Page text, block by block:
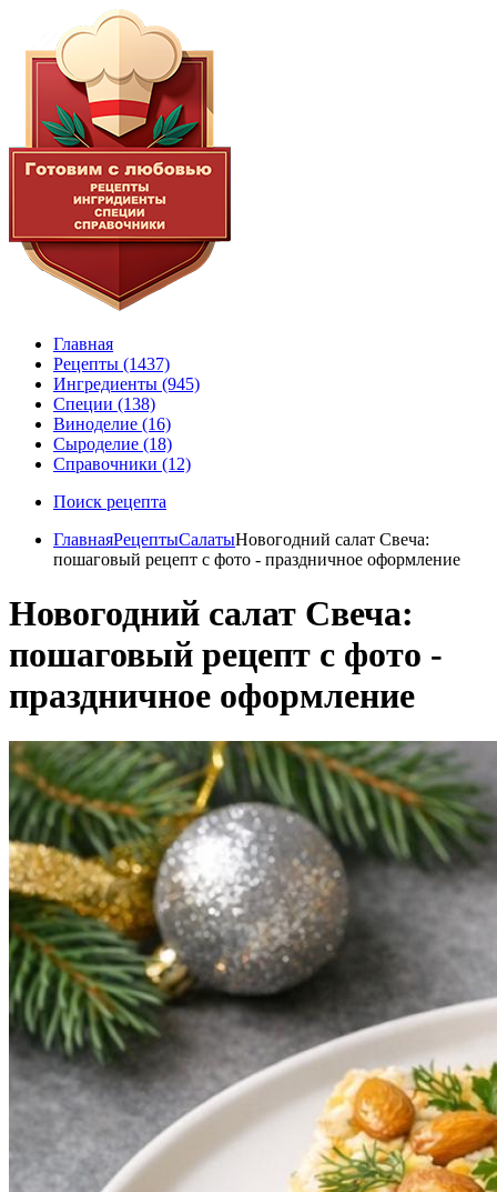
Главная
Рецепты (1437)
Ингредиенты (945)
Специи (138)
Виноделие (16)
Сыроделие (18)
Справочники (12)
Поиск рецепта
ГлавнаяРецептыСалатыНовогодний салат Свеча:
пошаговый рецепт с фото - праздничное оформление
Новогодний салат Свеча:
пошаговый рецепт с фото -
праздничное оформление